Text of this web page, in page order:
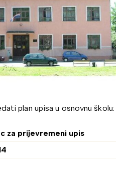
plan upisa u osnovnu školu:
za prijevremeni upis